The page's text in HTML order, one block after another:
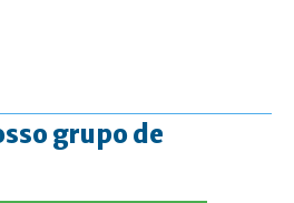
grupo de